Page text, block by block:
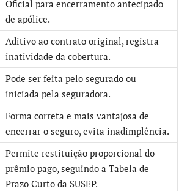
Oficial para encerramento antecipado
de apólice.
Aditivo ao contrato original, registra
inatividade da cobertura.
Pode ser feita pelo segurado ou
iniciada pela seguradora.
Forma correta e mais vantajosa de
encerrar o seguro, evita inadimplência.
Permite restituição proporcional do
prêmio pago, seguindo a Tabela de
Prazo Curto da SUSEP.